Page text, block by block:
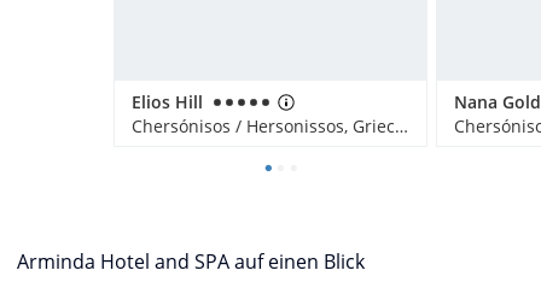
Elios Hill
Chersónisos / Hersonissos, Griechenland
Nana
Arminda Hotel and SPA auf einen Blick